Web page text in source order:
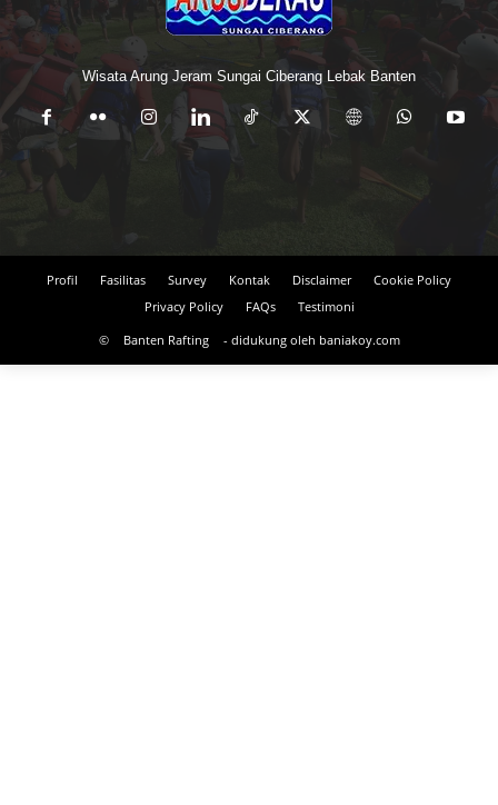
Wisata Arung Jeram Sungai Ciberang Lebak Banten
Profil Fasilitas Survey Kontak Disclaimer
Cookie Policy
Privacy Policy
FAQs
Testimoni
©
Banten Rafting - didukung oleh baniakoy.com